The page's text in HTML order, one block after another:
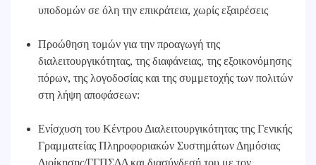
υποδομών σε όλη την επικράτεια, χωρίς εξαιρέσεις
Προώθηση τομών για την προαγωγή της
διαλειτουργικότητας, της διαφάνειας, της εξοικονόμησης
πόρων, της λογοδοσίας και της συμμετοχής των πολιτών
στη λήψη αποφάσεων:
Ενίσχυση του Κέντρου Διαλειτουργικότητας της Γενικής
Γραμματείας Πληροφοριακών Συστημάτων Δημόσιας
Διοίκησης/ΓΓΠΣΔΔ και διασύνδεσή του με τον